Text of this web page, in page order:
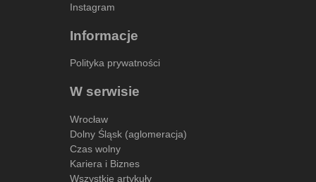
Instagram
Informacje
Polityka prywatności
W serwisie
Wrocław
Dolny Śląsk (aglomeracja)
Czas wolny
Kariera i Biznes
Wszystkie artykuły